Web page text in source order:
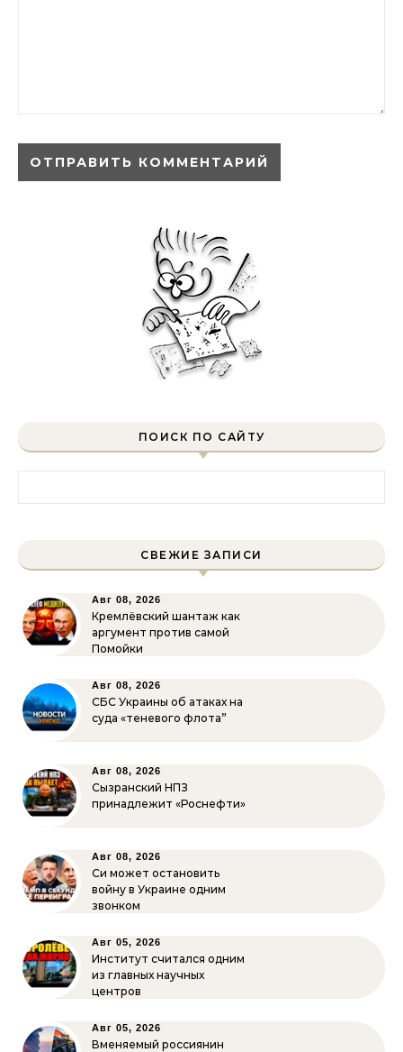
ПОИСК ПО САЙТУ
СВЕЖИЕ ЗАПИСИ
Авг 08, 2026
Кремлёвский шантаж как
аргумент против самой
Помойки
Авг 08, 2026
СБС Украины об атаках на
суда «теневого флота”
Авг 08, 2026
Сызранский НПЗ
принадлежит «Роснефти»
Авг 08, 2026
Си может остановить
войну в Украине одним
звонком
Авг 05, 2026
Институт считался одним
из главных научных
центров
Авг 05, 2026
Вменяемый россиянин